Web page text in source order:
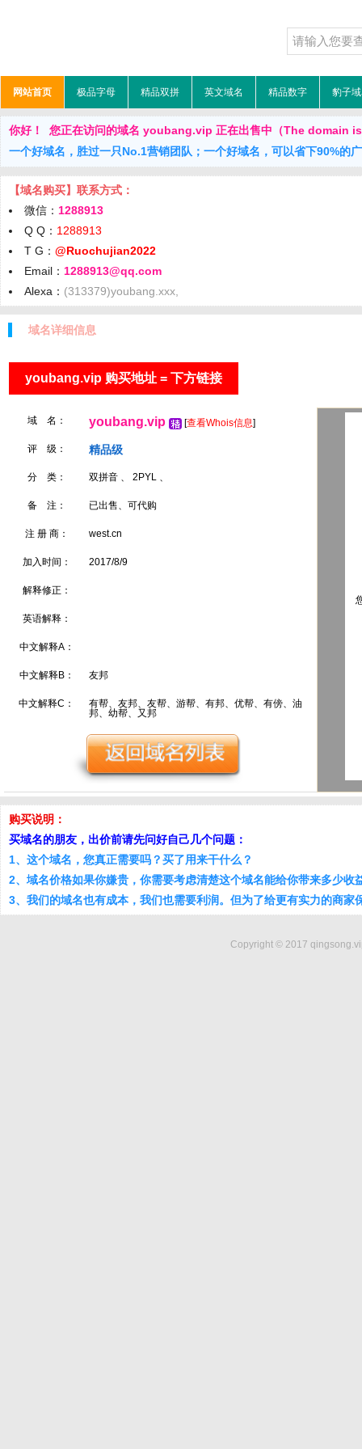
网站首页 极品字母 精品双拼 英文域名 精品数字 豹子
你好！ 您正在访问的域名 youbang.vip 正在出售中（The domain
一个好域名，胜过一只No.1营销团队；一个好域名，可以省下90%的
【域名购买】联系方式：
微信： 1288913
Q Q： 1288913
T G： @Ruochujian2022
Email： 1288913@qq.com
Alexa： (313379)youbang.xxx,
域名详细信息
youbang.vip 购买地址 = 下方链接
域 名： youbang.vip [查看Whois信息]
评 级： 精品级
分 类： 双拼音 、 2PYL 、
备 注： 已出售、可代购
注 册 商： west.cn
加入时间： 2017/8/9
解释修正：
英语解释：
中文解释A：
中文解释B： 友邦
中文解释C：
有帮、友邦、友帮、游帮、有邦、优帮、有傍、油
邦、幼帮、又邦
购买说明：
买域名的朋友，出价前请先问好自己几个问题：
1、这个域名，您真正需要吗？买了用来干什么？
2、域名价格如果你嫌贵，你需要考虑清楚这个域名能给你带来多少收
3、我们的域名也有成本，我们也需要利润。但为了给更有实力的商家
Copyright © 2017